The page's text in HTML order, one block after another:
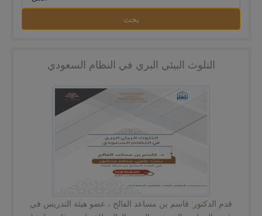
بحث
التلوث البيئي البري في النظام السعودي
قدم الدكتور: قاسم بن مساعد الفالح ، عضو هيئة التدريس في